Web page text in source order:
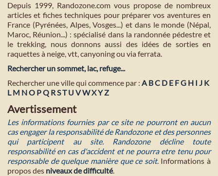
Depuis 1999, Randozone.com vous propose de nombreux
articles et fiches techniques pour préparer vos aventures en
France (Pyrénées, Alpes, Vosges...) et dans le monde (Népal,
Maroc, Réunion...) : spécialisé dans la randonnée pédestre et
le trekking, nous donnons aussi des idées de sorties en
raquettes à neige, vtt, canyoning ou via ferrata.
Rechercher un sommet, lac, refuge...
Rechercher une ville qui commence par : A BC D E FG H I J K
L M NO PQ RST U VWXYZ
Avertissement
Les informations fournies par ce site ne pourront en aucun
cas engager la responsabilité de Randozone et des personnes
qui participent au site. Randozone décline toute
responsabilité en cas d'accident et ne pourra etre tenu pour
responsable de quelque manière que ce soit. Informations à
propos des niveaux de difficulté.